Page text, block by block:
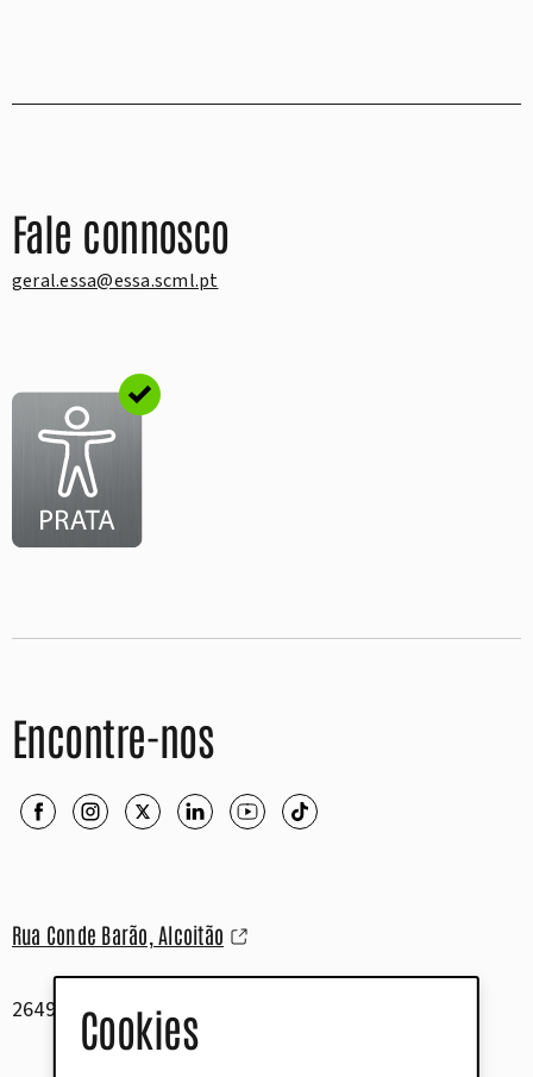
Cookies
Fale connosco
geral.essa@essa.scml.pt
Encontre-nos
Rua Conde Barão, Alcoitão
2649-506 Alcabideche